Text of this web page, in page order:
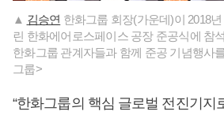
▲ 김승연 한화그룹 회장(가운데)이 2018
린 한화에어로스페이스 공장 준공식에 참
한화그룹 관계자들과 함께 준공 기념행사
그룹>
“한화그룹의 핵심 글로벌 전진기지